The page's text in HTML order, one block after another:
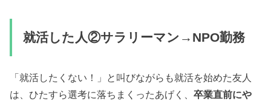
就活した人②サラリーマン→NPO勤務
「就活したくない！」と叫びながらも就活を始めた友人
は、ひたすら選考に落ちまくったあげく、卒業直前にや